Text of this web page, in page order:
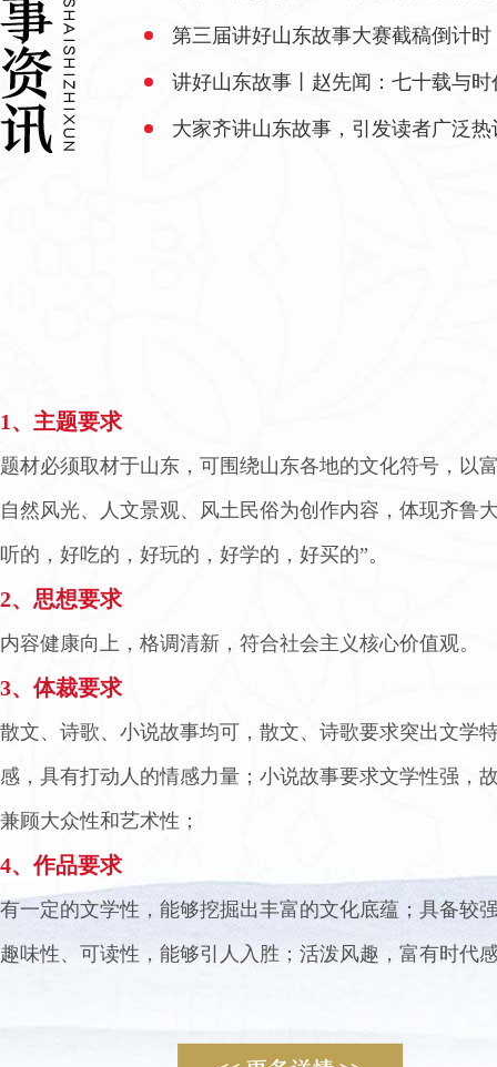
第三届讲好山东故事大赛截稿倒计
讲好山东故事丨赵先闻：七十载与
大家齐讲山东故事，引发读者广泛热
1、主题要求
题材必须取材于山东，可围绕山东各地的文化符号，以
自然风光、人文景观、风土民俗为创作内容，体现齐鲁
听的，好吃的，好玩的，好学的，好买的”。
2、思想要求
内容健康向上，格调清新，符合社会主义核心价值观。
3、体裁要求
散文、诗歌、小说故事均可，散文、诗歌要求突出文学
感，具有打动人的情感力量；小说故事要求文学性强，
兼顾大众性和艺术性；
4、作品要求
有一定的文学性，能够挖掘出丰富的文化底蕴；具备较
趣味性、可读性，能够引人入胜；活泼风趣，富有时代